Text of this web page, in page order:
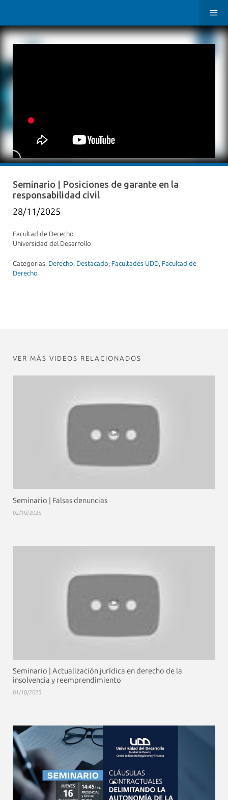
Seminario | Posiciones de garante en la
responsabilidad civil
28/11/2025
Facultad de Derecho
Universidad del Desarrollo
Categorias: Derecho, Destacado, Facultades UDD, Facultad de
Derecho
VER MÁS VIDEOS RELACIONADOS
Seminario | Falsas denuncias
02/10/2025
Seminario | Actualización jurídica en derecho de la
insolvencia y reemprendimiento
01/10/2025